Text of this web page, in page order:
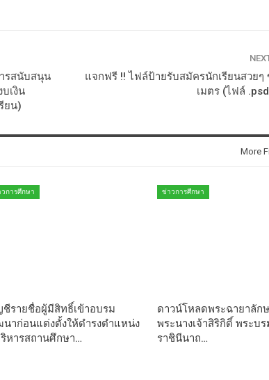
รสนับสนุน
เงิน
ยน)
แจกฟรี !! ไฟล์ป้ายรับสมัครนักเรียนสวยๆ
เมตร (ไฟล์
More
การศึกษา
รายชื่อผู้มีสิทธิ์เข้าอบรม
าก่อนแต่งตั้งให้ดำรงตำแหน่ง
หารสถานศึกษา…
ข่าวการศึกษา
ดาวน์โหลดพระฉายาลัก
พระนางเจ้าสิริกิติ์ พระบร
ราชินีนาถ…